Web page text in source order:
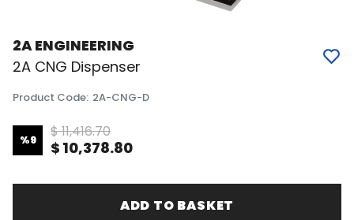
2A ENGINEERING
2A CNG Dispenser
Product Code: 2A-CNG-D
%9 $ 11,416.70
$ 10,378.80
ADD TO BASKET